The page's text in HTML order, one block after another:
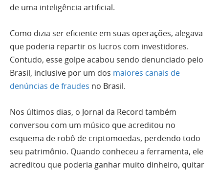
de uma inteligência artificial.
Como dizia ser eficiente em suas operações, alegava
que poderia repartir os lucros com investidores.
Contudo, esse golpe acabou sendo denunciado pelo
Brasil, inclusive por um dos maiores canais de
denúncias de fraudes no Brasil.
Nos últimos dias, o Jornal da Record também
conversou com um músico que acreditou no
esquema de robô de criptomoedas, perdendo todo
seu patrimônio. Quando conheceu a ferramenta, ele
acreditou que poderia ganhar muito dinheiro, quitar